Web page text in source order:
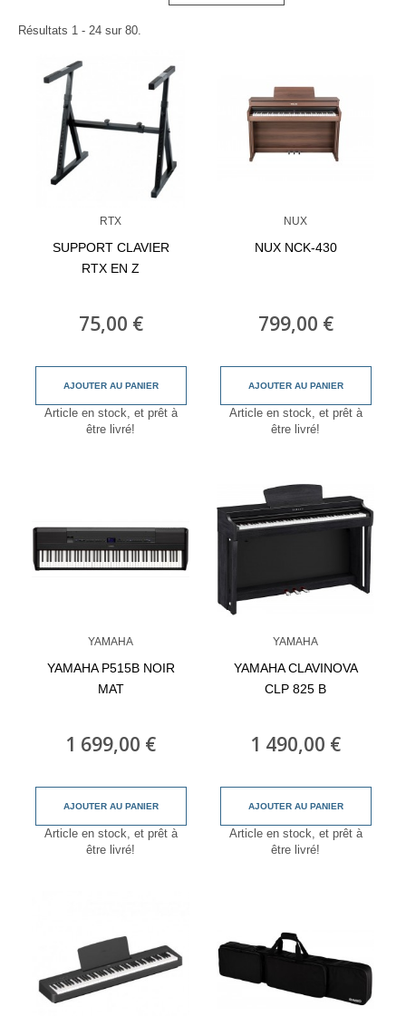
Résultats 1 - 24 sur 80.
RTX
SUPPORT CLAVIER
RTX EN Z
75,00 €
AJOUTER AU PANIER
Article en stock, et prêt à
être livré!
NUX
NUX NCK-430
799,00 €
AJOUTER AU PANIER
Article en stock, et prêt à
être livré!
YAMAHA
YAMAHA P515B NOIR
MAT
1 699,00 €
AJOUTER AU PANIER
Article en stock, et prêt à
être livré!
YAMAHA
YAMAHA CLAVINOVA
CLP 825 B
1 490,00 €
AJOUTER AU PANIER
Article en stock, et prêt à
être livré!